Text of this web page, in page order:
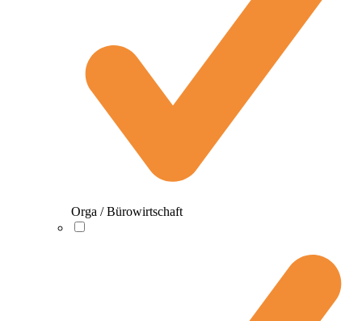
Orga / Bürowirtschaft